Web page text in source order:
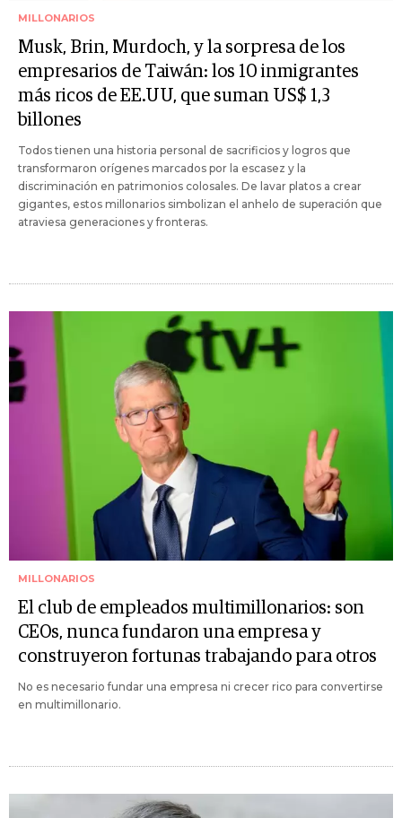
MILLONARIOS
Musk, Brin, Murdoch, y la sorpresa de los
empresarios de Taiwán: los 10 inmigrantes
más ricos de EE.UU, que suman US$ 1,3
billones
Todos tienen una historia personal de sacrificios y logros que
transformaron orígenes marcados por la escasez y la
discriminación en patrimonios colosales. De lavar platos a crear
gigantes, estos millonarios simbolizan el anhelo de superación que
atraviesa generaciones y fronteras.
MILLONARIOS
El club de empleados multimillonarios: son
CEOs, nunca fundaron una empresa y
construyeron fortunas trabajando para otros
No es necesario fundar una empresa ni crecer rico para convertirse
en multimillonario.